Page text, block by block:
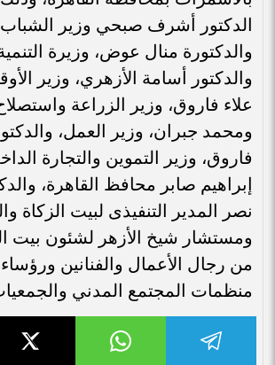
الدكتور أشرف صبحي وزير الشباب
والدكتورة منال عوض، وزيرة
والدكتور أسامة الأزهري، وزير
علاء فاروق، وزير الزراعة
ومحمد جبران، وزير العمل،
فاروق، وزير التموين والتجارة
إبراهيم صابر محافظ القاهرة،
نصر المدير التنفيذى لبيت الزكاة
ومستشار شيخ الأزهر لشئون بيت
من رجال الأعمال والفنانين
منظمات المجتمع المدني